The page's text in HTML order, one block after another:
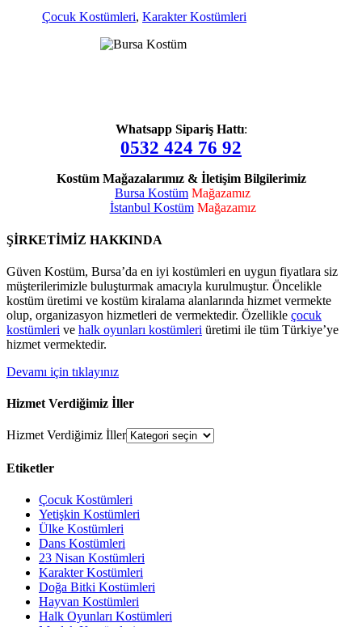
Çocuk Kostümleri, Karakter Kostümleri
Whatsapp Sipariş Hattı:
0532 424 76 92
Kostüm Mağazalarımız & İletişim Bilgilerimiz
Bursa Kostüm Mağazamız
İstanbul Kostüm Mağazamız
ŞİRKETİMİZ HAKKINDA
Güven Kostüm, Bursa’da en iyi kostümleri en uygun fiyatlara siz
müşterilerimizle buluşturmak amacıyla kurulmuştur. Öncelikle
kostüm üretimi ve kostüm kiralama alanlarında hizmet vermekte
olup, organizasyon hizmetleri de vermektedir. Özellikle çocuk
kostümleri ve halk oyunları kostümleri üretimi ile tüm Türkiye’ye
hizmet vermektedir.
Devamı için tıklayınız
Hizmet Verdiğimiz İller
Hizmet Verdiğimiz İller
Etiketler
Çocuk Kostümleri
Yetişkin Kostümleri
Ülke Kostümleri
Dans Kostümleri
23 Nisan Kostümleri
Karakter Kostümleri
Doğa Bitki Kostümleri
Hayvan Kostümleri
Halk Oyunları Kostümleri